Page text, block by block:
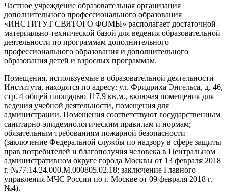
Частное учреждение образовательная организация
дополнительного профессионального образования
«ИНСТИТУТ СВЯТОГО ФОМЫ» располагает достаточной
материально-технической базой для ведения образовательной
деятельности по программам дополнительного
профессионального образования и дополнительного
образования детей и взрослых программам.
Помещения, используемые в образовательной деятельности
Института, находятся по адресу: ул. Фридриха Энгельса, д. 46,
стр. 4 общей площадью 117,9 кв.м., включая помещения для
ведения учебной деятельности, помещения для
администрации. Помещения соответствуют государственным
санитарно-эпидемиологическим правилам и нормам;
обязательным требованиям пожарной безопасности
(заключение Федеральной службы по надзору в сфере защиты
прав потребителей и благополучия человека в Центральном
административном округе города Москвы от 13 февраля 2018
г. №77.14.24.000.М.000805.02.18; заключение Главного
управления МЧС России по г. Москве от 09 февраля 2018 г.
№4).